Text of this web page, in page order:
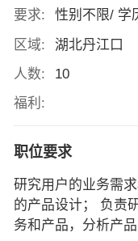
要求:
性别不限/ 学
区域:
湖北丹江口
人数:
10
福利:
职位要求
研究用户的业务需
的产品设计； 负责
务和产品，分析产